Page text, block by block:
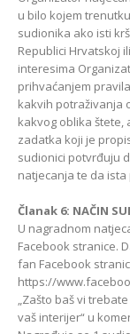
u bilo kojem
sudionika ako isti
Republici Hrvatskoj
interesima
prihvaćanjem
kakvih potraživanja
kakvog oblika štete,
zadatka koji je
sudionici potvrđuju
natjecanja te da
Članak 6: NAČIN
U nagradnom
Facebook stranice.
fan Facebook
https://
„Zašto baš vi
vaš interijer“ u